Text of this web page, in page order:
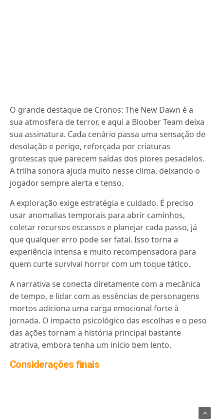
O grande destaque de Cronos: The New Dawn é a
sua atmosfera de terror, e aqui a Bloober Team deixa
sua assinatura. Cada cenário passa uma sensação de
desolação e perigo, reforçada por criaturas
grotescas que parecem saídas dos piores pesadelos.
A trilha sonora ajuda muito nesse clima, deixando o
jogador sempre alerta e tenso.
A exploração exige estratégia e cuidado. É preciso
usar anomalias temporais para abrir caminhos,
coletar recursos escassos e planejar cada passo, já
que qualquer erro pode ser fatal. Isso torna a
experiência intensa e muito recompensadora para
quem curte survival horror com um toque tático.
A narrativa se conecta diretamente com a mecânica
de tempo, e lidar com as essências de personagens
mortos adiciona uma carga emocional forte à
jornada. O impacto psicológico das escolhas e o peso
das ações tornam a história principal bastante
atrativa, embora tenha um início bem lento.
Considerações finais